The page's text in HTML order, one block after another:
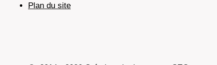
Plan du site